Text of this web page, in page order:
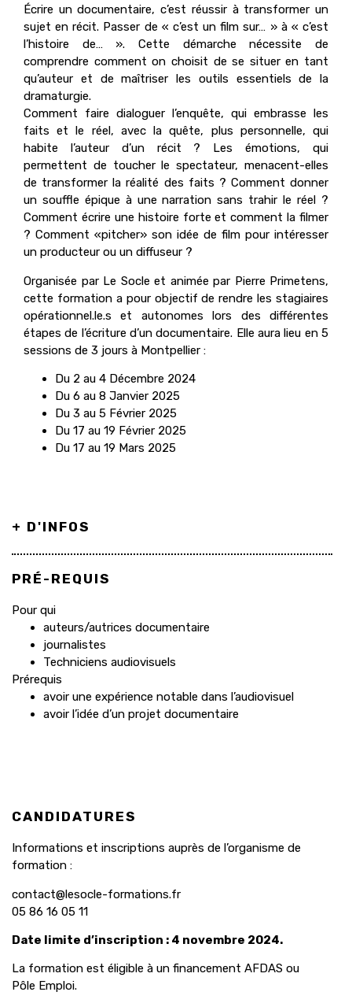
Écrire un documentaire, c’est réussir à transformer un
sujet en récit. Passer de « c’est un film sur… » à « c’est
l’histoire de… ». Cette démarche nécessite de
comprendre comment on choisit de se situer en tant
qu’auteur et de maîtriser les outils essentiels de la
dramaturgie.
Comment faire dialoguer l’enquête, qui embrasse les
faits et le réel, avec la quête, plus personnelle, qui
habite l’auteur d’un récit ? Les émotions, qui
permettent de toucher le spectateur, menacent-elles
de transformer la réalité des faits ? Comment donner
un souffle épique à une narration sans trahir le réel ?
Comment écrire une histoire forte et comment la filmer
? Comment «pitcher» son idée de film pour intéresser
un producteur ou un diffuseur ?
Organisée par Le Socle et animée par Pierre Primetens,
cette formation a pour objectif de rendre les stagiaires
opérationnel.le.s et autonomes lors des différentes
étapes de l’écriture d’un documentaire. Elle aura lieu en 5
sessions de 3 jours à Montpellier :
Du 2 au 4 Décembre 2024
Du 6 au 8 Janvier 2025
Du 3 au 5 Février 2025
Du 17 au 19 Février 2025
Du 17 au 19 Mars 2025
+ D'INFOS
PRÉ-REQUIS
Pour qui
auteurs/autrices documentaire
journalistes
Techniciens audiovisuels
Prérequis
avoir une expérience notable dans l’audiovisuel
avoir l’idée d’un projet documentaire
CANDIDATURES
Informations et inscriptions auprès de l’organisme de
formation :
contact@lesocle-formations.fr
05 86 16 05 11
Date limite d’inscription : 4 novembre 2024.
La formation est éligible à un financement AFDAS ou
Pôle Emploi.